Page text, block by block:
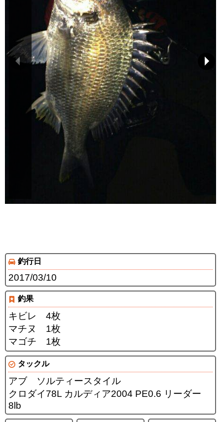
釣行日
2017/03/10
釣果
キビレ 4枚
マチヌ 1枚
マゴチ 1枚
タックル
アブ ソルティースタイル
クロダイ78L カルディア2004 PE0.6 リーダー
8lb